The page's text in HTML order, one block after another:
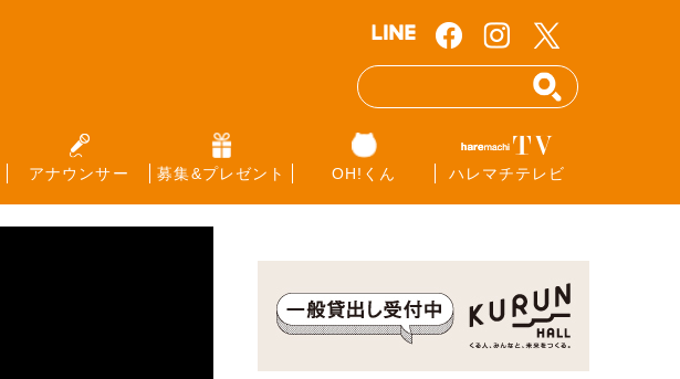
アナウンサー 募集&プレゼント OH!くん ハレマチテレビ